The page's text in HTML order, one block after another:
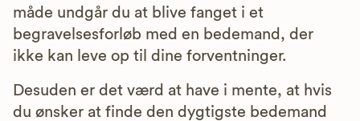
måde undgår du at blive fanget i et
begravelsesforløb med en bedemand, der
ikke kan leve op til dine forventninger.
Desuden er det værd at have i mente, at hvis
du ønsker at finde den dygtigste bedemand